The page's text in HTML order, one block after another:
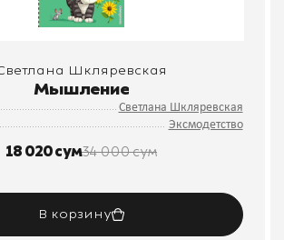
Шкляревская
Мышление
Светлана Шкляревская
Эксмодетство
18 020 сум34 000 сум
В корзину